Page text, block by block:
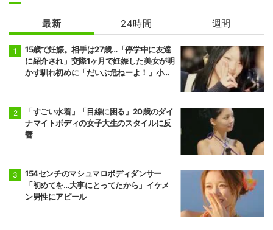
最新 24時間 週間
15歳で妊娠。相手は27歳…「停学中に友達
に紹介され」交際1ヶ月で妊娠した美女が明
かす馴れ初めに「だいぶ危ねーよ！」小森
「すごい水着」「目線に困る」20歳のダイ
ナマイトボディの女子大生のスタイルに反
響
154センチのマシュマロボディダンサー
「初めてを…大事にとってたから」イケメ
ン男性にアピール